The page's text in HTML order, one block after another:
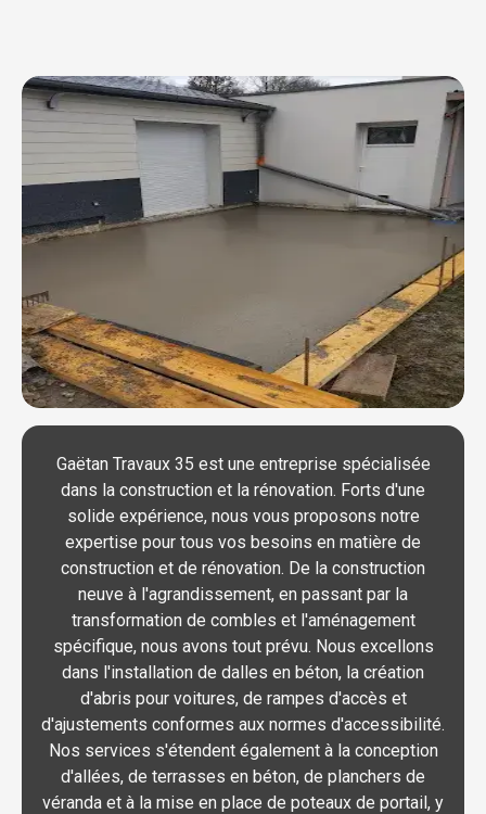
Gaëtan Travaux 35 est une entreprise spécialisée
dans la construction et la rénovation. Forts d'une
solide expérience, nous vous proposons notre
expertise pour tous vos besoins en matière de
construction et de rénovation. De la construction
neuve à l'agrandissement, en passant par la
transformation de combles et l'aménagement
spécifique, nous avons tout prévu. Nous excellons
dans l'installation de dalles en béton, la création
d'abris pour voitures, de rampes d'accès et
d'ajustements conformes aux normes d'accessibilité.
Nos services s'étendent également à la conception
d'allées, de terrasses en béton, de planchers de
véranda et à la mise en place de poteaux de portail, y